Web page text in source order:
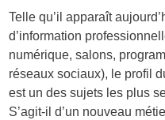
Telle qu’il apparaît
d’information
numérique, salons,
réseaux sociaux), le profil
est un des sujets les plus
S’agit-il d’un nouveau